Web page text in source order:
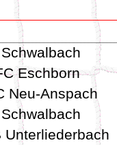
Eschborn
Neu-Anspach
Unterliederbach